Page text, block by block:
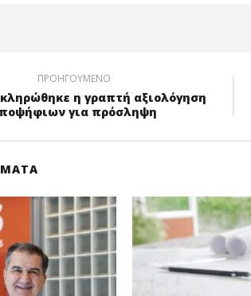
ΠΡΟΗΓΟΎΜΕΝΟ
η γραπτή αξιολόγηση
για πρόσληψη